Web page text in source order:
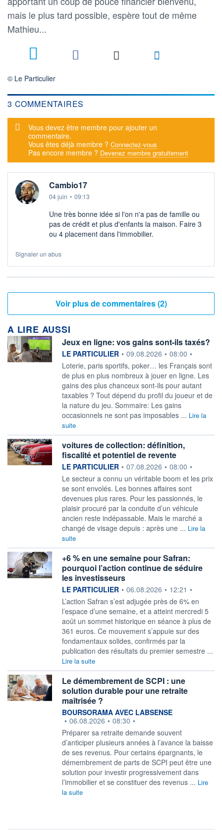
mais le plus tard possible, espère tout de même
Mathieu...
© Le Particulier
3 COMMENTAIRES
Message d'alerte
Vous devez être membre pour ajouter un
commentaire.
Vous êtes déjà membre ? Connectez-vous
Pas encore membre ? Devenez membre gratuitement
Cambio17
04 juin • 09:13
Une très bonne idée si l'on n'a pas de famille ou
pas de crédit et plus d'enfants la maison. Faire 3
ou 4 placement dans l'immobilier.
Signaler un abus
Voir plus de commentaires (2)
A LIRE AUSSI
Jeux en ligne: vos gains sont-ils taxés?
information fournie par
LE PARTICULIER • 09.08.2026 • 08:00 •
Loterie, paris sportifs, poker… les Français sont
de plus en plus nombreux à jouer en ligne. Les
gains des plus chanceux sont-ils pour autant
taxables ? Tout dépend du profil du joueur et de
la nature du jeu. Sommaire: Les gains
occasionnels ne sont pas imposables ... Lire la
suite
voitures de collection: définition,
fiscalité et potentiel de revente
information fournie par
LE PARTICULIER • 07.08.2026 • 08:00 •
Le secteur a connu un véritable boom et les prix
se sont envolés. Les bonnes affaires sont
devenues plus rares. Pour les passionnés, le
plaisir procuré par la conduite d’un véhicule
ancien reste indépassable. Mais le marché a
changé de visage depuis : après une ... Lire la
suite
+6 % en une semaine pour Safran:
pourquoi l’action continue de séduire
les investisseurs
information fournie par
LE PARTICULIER • 06.08.2026 • 12:21 •
L’action Safran s’est adjugée près de 6% en
l’espace d’une semaine, et a atteint mercredi 5
août un sommet historique en séance à plus de
361 euros. Ce mouvement s’appuie sur des
fondamentaux solides, confirmés par la
publication des résultats du premier semestre ...
Lire la suite
Le démembrement de SCPI : une
solution durable pour une retraite
maîtrisée ?
information fournie par
BOURSORAMA AVEC LABSENSE
• 06.08.2026 • 08:30 •
Préparer sa retraite demande souvent
d’anticiper plusieurs années à l’avance la baisse
de ses revenus. Pour certains épargnants, le
démembrement de parts de SCPI peut être une
solution pour investir progressivement dans
l’immobilier et se constituer des revenus ... Lire
la suite